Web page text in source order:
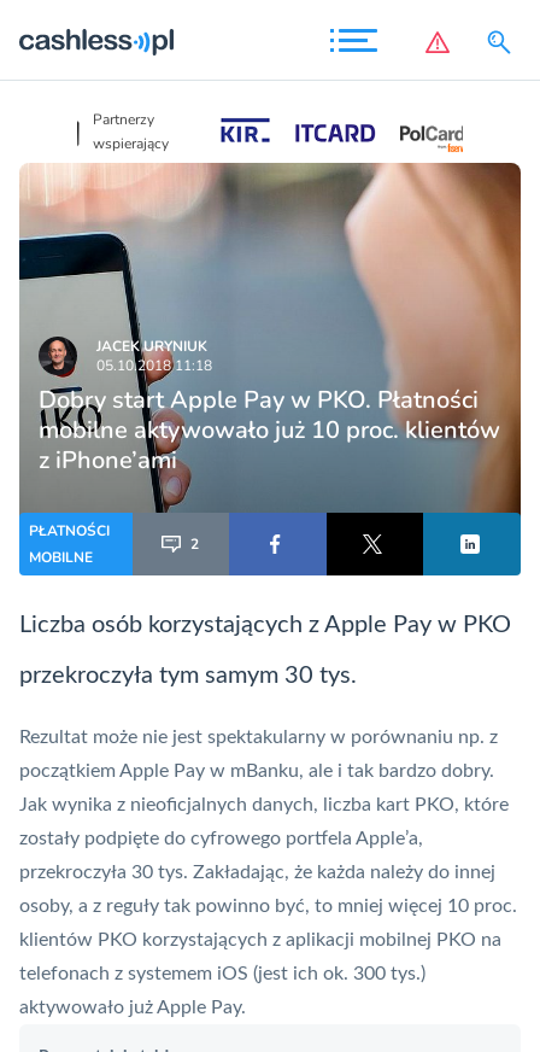
Partnerzy
wspierający
JACEK URYNIUK
05.10.2018 11:18
Dobry start Apple Pay w PKO. Płatności
mobilne aktywowało już 10 proc. klientów
z iPhone’ami
PŁATNOŚCI
MOBILNE
2
Liczba osób korzystających z Apple Pay w PKO
przekroczyła tym samym 30 tys.
Rezultat może nie jest spektakularny w porównaniu np. z
początkiem Apple Pay w mBanku, ale i tak bardzo dobry.
Jak wynika z nieoficjalnych danych, liczba kart PKO, które
zostały podpięte do cyfrowego portfela Apple’a,
przekroczyła 30 tys. Zakładając, że każda należy do innej
osoby, a z reguły tak powinno być, to mniej więcej 10 proc.
klientów PKO korzystających z aplikacji mobilnej PKO na
telefonach z systemem iOS (jest ich ok. 300 tys.)
aktywowało już Apple Pay.